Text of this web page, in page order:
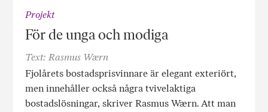
Projekt
För de unga och modiga
Text: Rasmus Wærn
Fjolårets bostadsprisvinnare är elegant exteriört,
men innehåller också några tvivelaktiga
bostadslösningar, skriver Rasmus Wærn. Att man